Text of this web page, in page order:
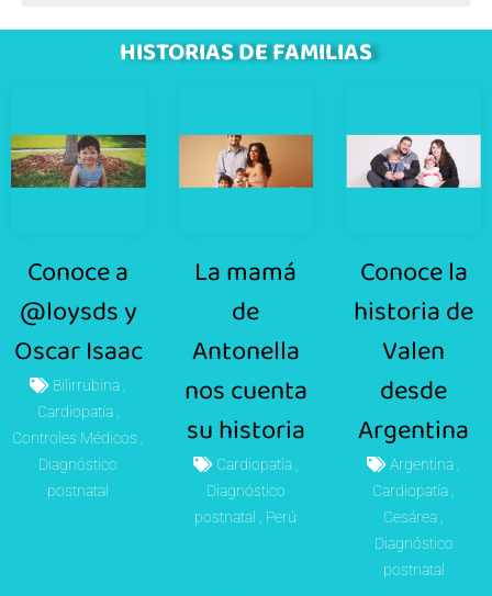
HISTORIAS DE FAMILIAS
Conoce a
@loysds y
Oscar Isaac
Bilirrubina
Cardiopatía
Controles Médicos
Diagnóstico
postnatal
La mamá
de
Antonella
nos cuenta
su historia
Cardiopatía
Diagnóstico
postnatal
Perú
Conoce la
historia de
Valen
desde
Argentina
Argentina
Cardiopatía
Cesárea
Diagnóstico
postnatal